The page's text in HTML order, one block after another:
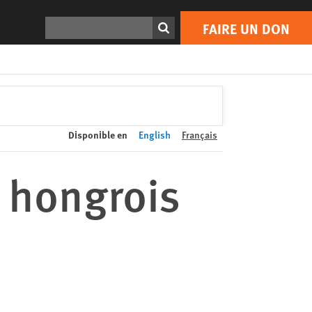
FAIRE UN DON
Print FAIRE UN DON
Disponible en English Français